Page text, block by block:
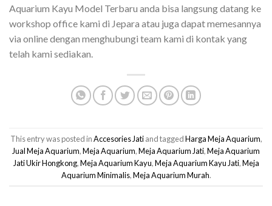
Aquarium Kayu Model Terbaru anda bisa langsung datang ke
workshop office kami di Jepara atau juga dapat memesannya
via online dengan menghubungi team kami di kontak yang
telah kami sediakan.
This entry was posted inAccesories Jatiand taggedHarga Meja Aquarium,
Jual Meja Aquarium,Meja Aquarium,Meja Aquarium Jati,Meja Aquarium
Jati Ukir Hongkong,Meja Aquarium Kayu,Meja Aquarium Kayu Jati,Meja
Aquarium Minimalis,Meja Aquarium Murah.